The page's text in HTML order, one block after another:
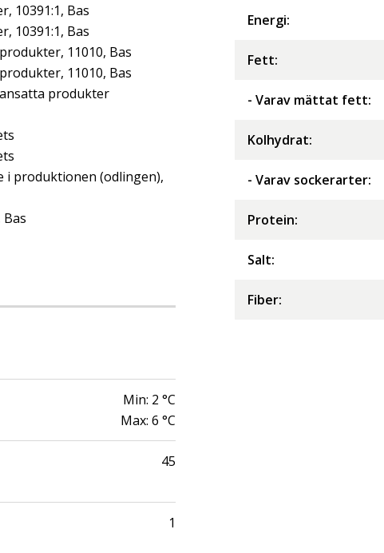
10391:1, Bas
10391:1, Bas
11010, Bas
11010, Bas
produkter
i produktionen (odlingen),
Min: 2 °C
Max: 6 °C
45
1
Energi:
Fett:
- Varav mättat fett:
Kolhydrat:
- Varav sockerarter:
Protein:
Salt:
Fiber: